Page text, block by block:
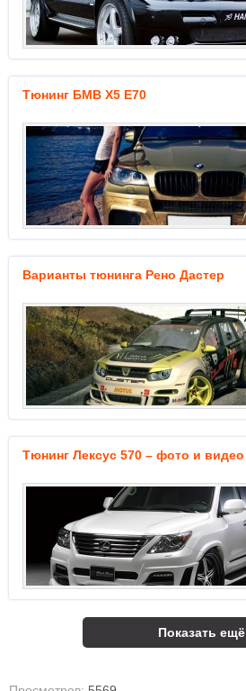
Тюнинг БМВ Х5 Е70
Варианты тюнинга Рено Дастер
Тюнинг Лексус 570 – фото и видео
Показать ещё